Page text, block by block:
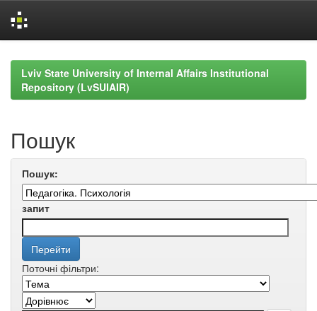
navigationLviv State University of Internal Affairs Institutional
Repository (LvSUIAIR)
Пошук
Пошук:
запит
Поточні фільтри: